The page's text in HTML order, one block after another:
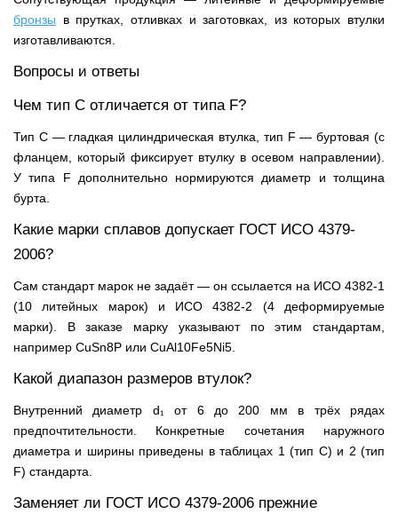
бронзы в прутках, отливках и заготовках, из которых втулки
изготавливаются.
Вопросы и ответы
Чем тип C отличается от типа F?
Тип C — гладкая цилиндрическая втулка, тип F — буртовая (с
фланцем, который фиксирует втулку в осевом направлении).
У типа F дополнительно нормируются диаметр и толщина
бурта.
Какие марки сплавов допускает ГОСТ ИСО 4379-
2006?
Сам стандарт марок не задаёт — он ссылается на ИСО 4382-1
(10 литейных марок) и ИСО 4382-2 (4 деформируемые
марки). В заказе марку указывают по этим стандартам,
например CuSn8P или CuAl10Fe5Ni5.
Какой диапазон размеров втулок?
Внутренний диаметр d₁ от 6 до 200 мм в трёх рядах
предпочтительности. Конкретные сочетания наружного
диаметра и ширины приведены в таблицах 1 (тип C) и 2 (тип
F) стандарта.
Заменяет ли ГОСТ ИСО 4379-2006 прежние